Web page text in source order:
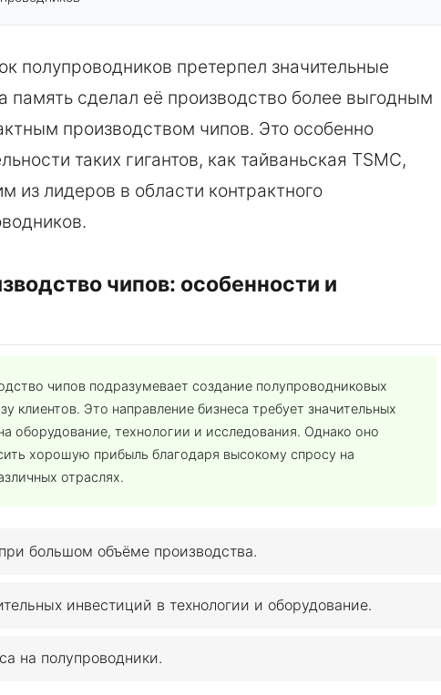
полупроводников претерпел значительные
память сделал её производство более выгодным
производством чипов. Это особенно
таких гигантов, как тайваньская TSMC,
из лидеров в области контрактного
чипов: особенности и
чипов подразумевает создание полупроводниковых
клиентов. Это направление бизнеса требует значительных
оборудование, технологии и исследования. Однако оно
хорошую прибыль благодаря высокому спросу на
отраслях.
большом объёме производства.
инвестиций в технологии и оборудование.
на полупроводники.